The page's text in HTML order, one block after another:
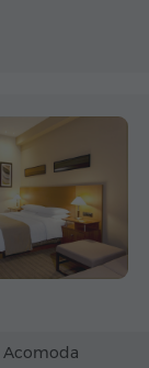
Acomoda